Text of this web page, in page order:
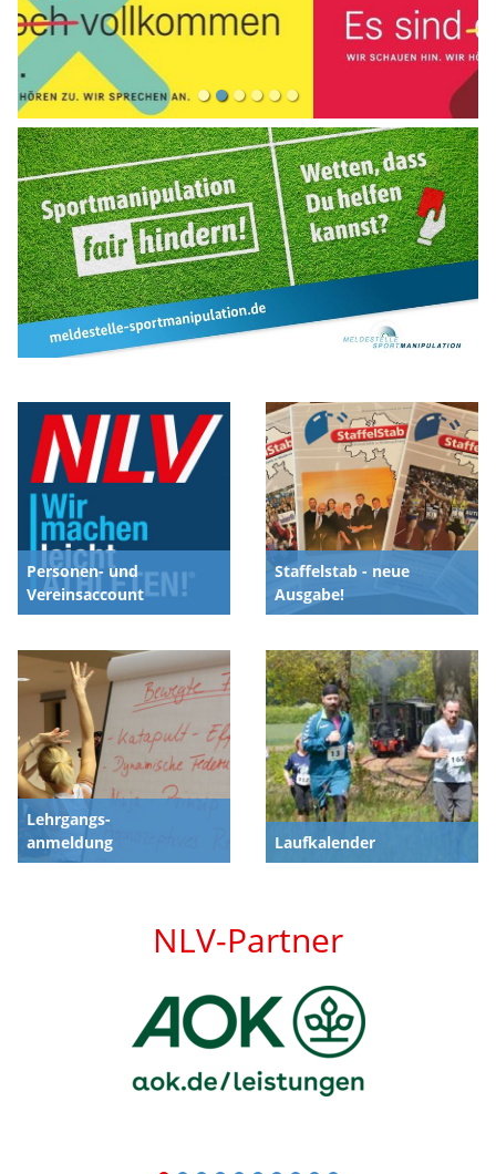
Personen- und
Vereinsaccount
Staffelstab - neue
Ausgabe!
Lehrgangs-
anmeldung
Laufkalender
NLV-Partner